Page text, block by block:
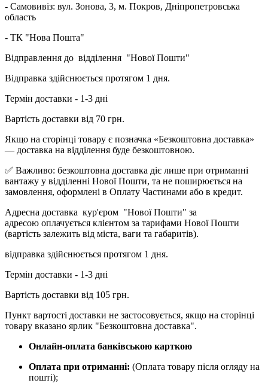
- Самовивіз: вул. Зонова, 3, м. Покров, Дніпропетровська
область
- ТК "Нова Пошта"
Відправлення до відділення "Нової Пошти"
Відправка здійснюється протягом 1 дня.
Термін доставки - 1-3 дні
Вартість доставки від 70 грн.
Якщо на сторінці товару є позначка «Безкоштовна доставка»
— доставка на відділення буде безкоштовною.
✅ Важливо: безкоштовна доставка діє лише при отриманні
вантажу у відділенні Нової Пошти, та не поширюється на
замовлення, оформлені в Оплату Частинами або в кредит.
Адресна доставка кур'єром "Нової Пошти" за
адресою оплачується клієнтом за тарифами Нової Пошти
(вартість залежить від міста, ваги та габаритів).
відправка здійснюється протягом 1 дня.
Термін доставки - 1-3 дні
Вартість доставки від 105 грн.
Пункт вартості доставки не застосовується, якщо на сторінці
товару вказано ярлик "Безкоштовна доставка".
Онлайн-оплата банківською карткою
Оплата при отриманні: (Оплата товару після огляду на
пошті);